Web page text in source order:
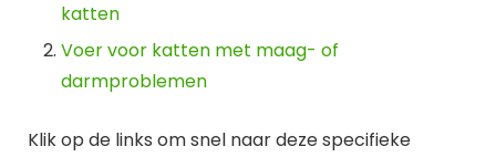
katten
Voer voor katten met maag- of
darmproblemen
Klik op de links om snel naar deze specifieke